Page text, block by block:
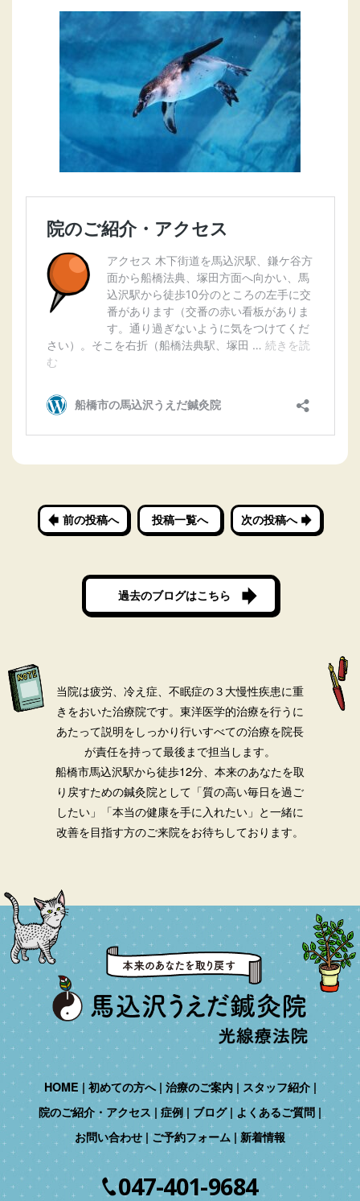
前の投稿へ 投稿一覧へ 次の投稿へ
過去のブログはこちら
当院は疲労、冷え症、不眠症の３大慢性疾患に重
きをおいた治療院です。 東洋医学的治療を行うに
あたって説明をしっかり行いすべての治療を院長
が責任を持って最後まで担当します。
船橋市馬込沢駅から徒歩12分、本来のあなたを取
り戻すための鍼灸院として「質の高い毎日を過ご
したい」「本当の健康を手に入れたい」と一緒に
改善を目指す方のご来院をお待ちしております。
HOME 初めての方へ 治療のご案内
スタッフ紹介
院のご紹介・アクセス
症例 ブログ
よくあるご質問
お問い合わせ ご予約フォーム 新着情報
047-401-9684